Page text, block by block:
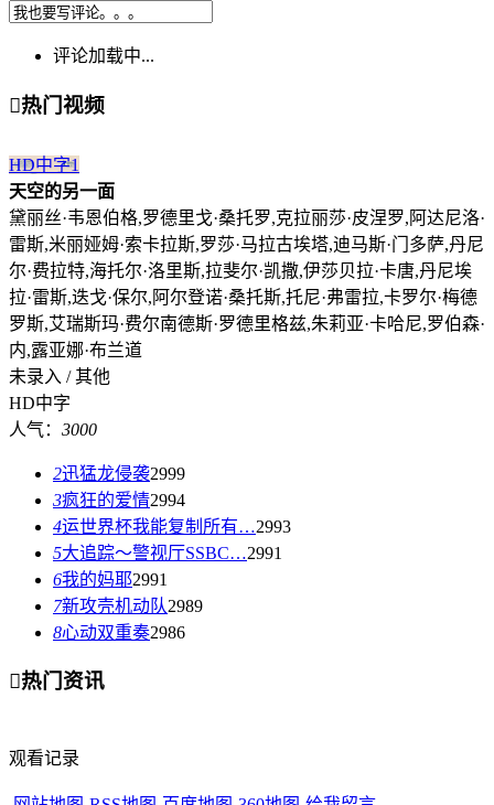
评论加载中...
热门视频
HD中字1
天空的另一面
黛丽丝·韦恩伯格,罗德里戈·桑托罗,克拉丽莎·皮涅罗,阿达尼洛·
雷斯,米丽娅姆·索卡拉斯,罗莎·马拉古埃塔,迪马斯·门多萨,丹尼
尔·费拉特,海托尔·洛里斯,拉斐尔·凯撒,伊莎贝拉·卡唐,丹尼埃
拉·雷斯,迭戈·保尔,阿尔登诺·桑托斯,托尼·弗雷拉,卡罗尔·梅德
罗斯,艾瑞斯玛·费尔南德斯·罗德里格兹,朱莉亚·卡哈尼,罗伯森·
内,露亚娜·布兰道
未录入 / 其他
HD中字
人气： 3000
2迅猛龙侵袭2999
3疯狂的爱情2994
4运世界杯我能复制所有…2993
5大追踪〜警视厅SSBC…2991
6我的妈耶2991
7新攻壳机动队2989
8心动双重奏2986
热门资讯
观看记录